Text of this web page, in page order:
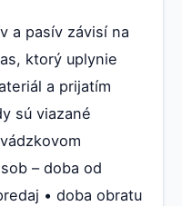
a pasív závisí na
ktorý uplynie
a prijatím
sú viazané
– doba od
• doba obratu